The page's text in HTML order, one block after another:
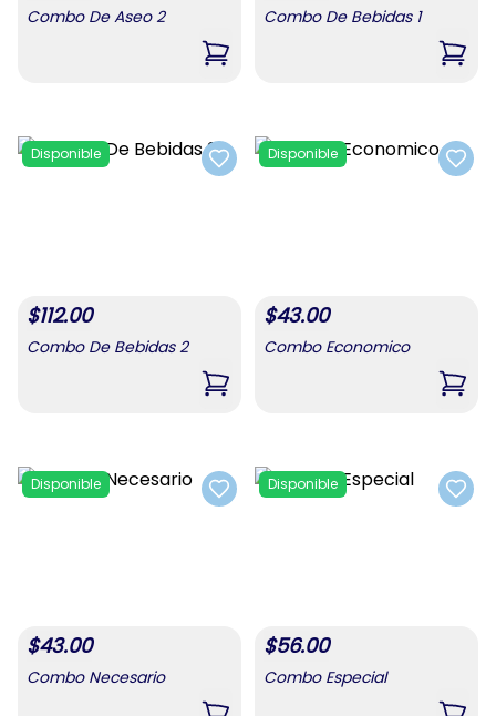
Combo De Aseo 2
,Combo De Aseo 2
Combo De Bebidas 1
,
Add to favorites
Disponible
$112.00
Combo De Bebidas 2
,Combo De Bebidas 2
Add
Disponible
$43.00
Combo Economico
,
Add to favorites
Disponible
$43.00
Combo Necesario
Add
Disponible
$56.00
Combo Especial